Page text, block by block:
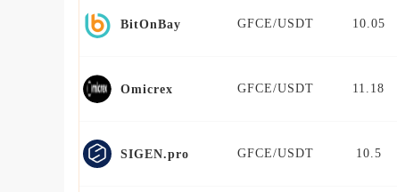
BitOnBay GFCE/USDT 10.05
Omicrex GFCE/USDT 11.18
SIGEN.pro GFCE/USDT 10.5